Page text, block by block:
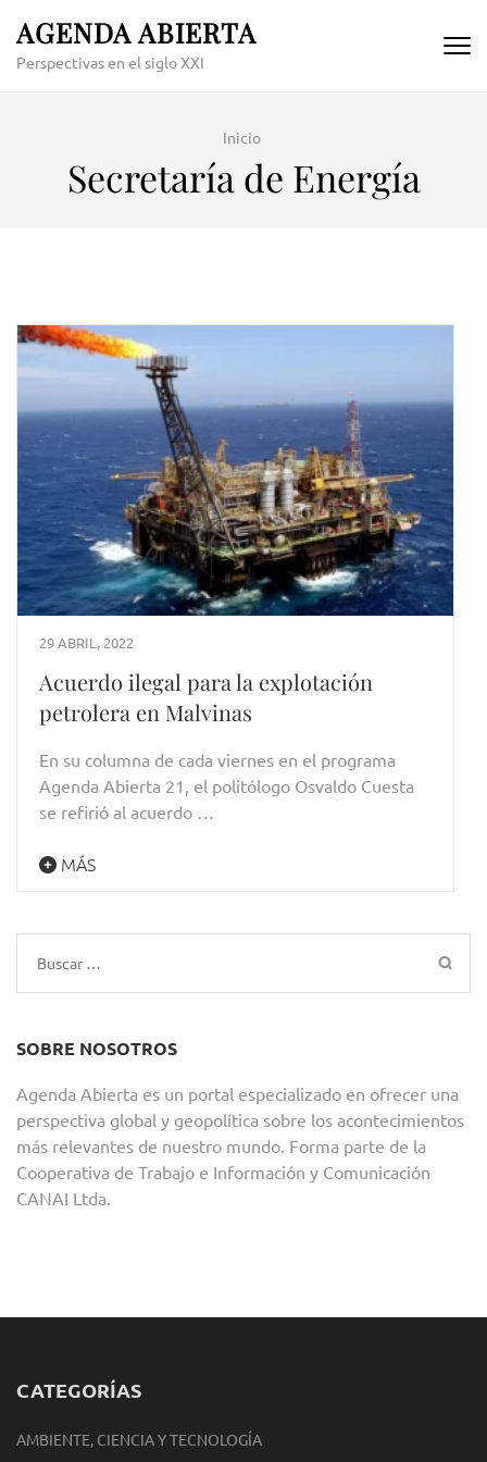
content
AGENDA ABIERTA
Perspectivas en el siglo XXI
Inicio
Secretaría de Energía
29 ABRIL, 2022
Acuerdo ilegal para la explotación
petrolera en Malvinas
En su columna de cada viernes en el programa
Agenda Abierta 21, el politólogo Osvaldo Cuesta
se refirió al acuerdo …
MÁS
Buscar:
SOBRE NOSOTROS
Agenda Abierta es un portal especializado en ofrecer una
perspectiva global y geopolítica sobre los acontecimientos
más relevantes de nuestro mundo. Forma parte de la
Cooperativa de Trabajo e Información y Comunicación
CANAI Ltda.
CATEGORÍAS
AMBIENTE, CIENCIA Y TECNOLOGÍA